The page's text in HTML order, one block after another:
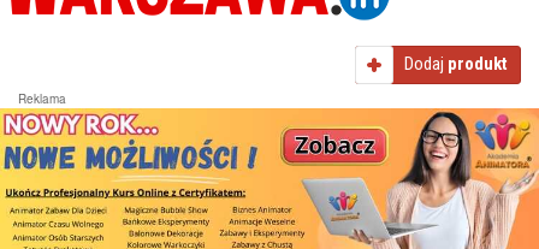
Dodaj produkt
Reklama